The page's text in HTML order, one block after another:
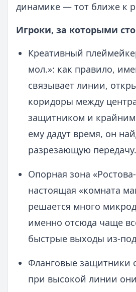
динамике — тот ближе к
Игроки, за которыми
Креативный
мол.»: как правило,
связывает линии,
коридоры между
защитником и крайним
ему дадут время, он
разрезающую передачу.
Опорная зона
настоящая «комната
решается много
именно отсюда чаще
быстрые выходы из-
Фланговые защитники
при высокой линии